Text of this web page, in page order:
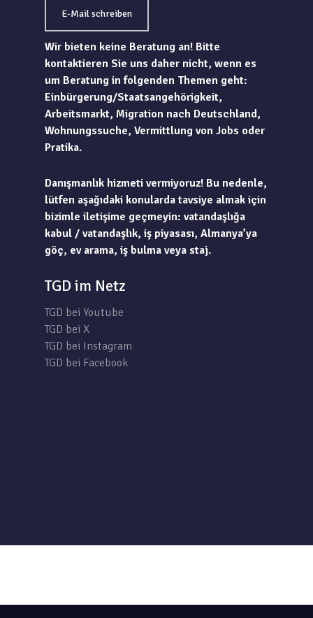
E-Mail schreiben
Wir bieten keine Beratung an! Bitte
kontaktieren Sie uns daher nicht, wenn es
um Beratung in folgenden Themen geht:
Einbürgerung/Staatsangehörigkeit,
Arbeitsmarkt, Migration nach Deutschland,
Wohnungssuche, Vermittlung von Jobs oder
Pratika.
Danışmanlık hizmeti vermiyoruz! Bu nedenle,
lütfen aşağıdaki konularda tavsiye almak için
bizimle iletişime geçmeyin: vatandaşlığa
kabul / vatandaşlık, iş piyasası, Almanya’ya
göç, ev arama, iş bulma veya staj.
TGD im Netz
TGD bei Youtube
TGD bei X
TGD bei Instagram
TGD bei Facebook